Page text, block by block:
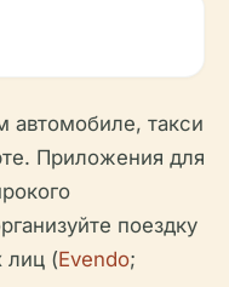
автомобиле, такси
Приложения для
поездку
лиц (Evendo;